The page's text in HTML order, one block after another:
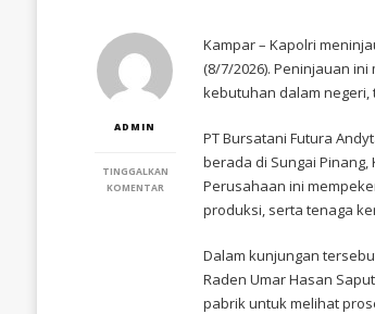
ADMIN
TINGGALKAN
KOMENTARPADA
KAMPAR
KAPOLRI
Kampar – Kapolri
(8/7/2026). Peninjauan
kebutuhan dalam negeri,
PT Bursatani Futura
berada di Sungai
Perusahaan ini
produksi, serta tenaga
Dalam kunjungan
Raden Umar Hasan
pabrik untuk melihat